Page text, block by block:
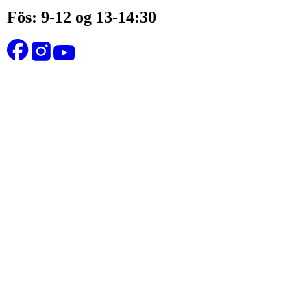
Fös: 9-12 og 13-14:30